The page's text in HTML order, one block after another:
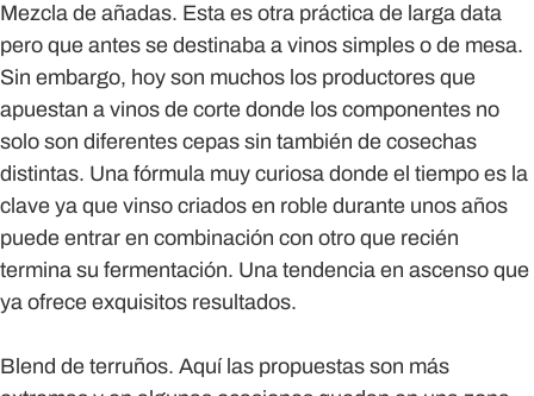
Mezcla de añadas. Esta es otra práctica de larga data
pero que antes se destinaba a vinos simples o de mesa.
Sin embargo, hoy son muchos los productores que
apuestan a vinos de corte donde los componentes no
solo son diferentes cepas sin también de cosechas
distintas. Una fórmula muy curiosa donde el tiempo es la
clave ya que vinso criados en roble durante unos años
puede entrar en combinación con otro que recién
termina su fermentación. Una tendencia en ascenso que
ya ofrece exquisitos resultados.
Blend de terruños. Aquí las propuestas son más